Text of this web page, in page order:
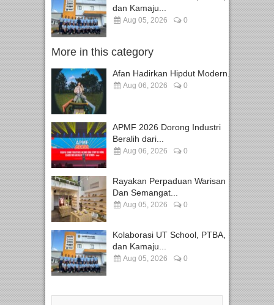
dan Kamaju...
Aug 05, 2026 0
More in this category
Afan Hadirkan Hipdut Modern...
Aug 06, 2026 0
APMF 2026 Dorong Industri
Beralih dari...
Aug 06, 2026 0
Rayakan Perpaduan Warisan
Dan Semangat...
Aug 05, 2026 0
Kolaborasi UT School, PTBA,
dan Kamaju...
Aug 05, 2026 0